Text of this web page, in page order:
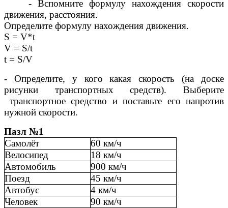
- Вспомните формулу нахождения скорости
движения, расстояния.
Определите формулу нахождения движения.
S = V*t
V = S/t
t = S/V
- Определите, у кого какая скорость (на доске
рисунки транспортных средств). Выберите
транспортное средство и поставьте его напротив
нужной скорости.
Пазл №1
Самолёт
60 км/ч
Велосипед
18 км/ч
Автомобиль
900 км/ч
Поезд
45 км/ч
Автобус
4 км/ч
Человек
90 км/ч